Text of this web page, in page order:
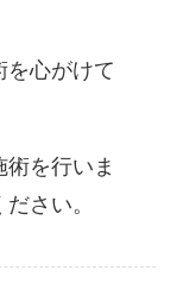
を心がけて
を行いま
さい。